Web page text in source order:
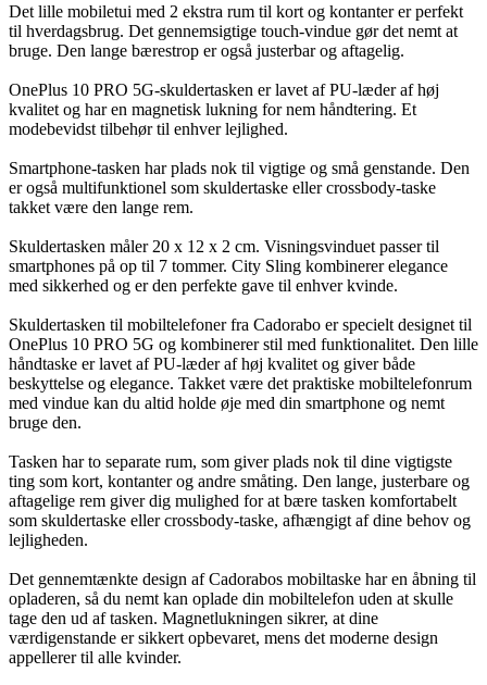
Det lille mobiletui med 2 ekstra rum til kort og kontanter er perfekt
til hverdagsbrug. Det gennemsigtige touch-vindue gør det nemt at
bruge. Den lange bærestrop er også justerbar og aftagelig.
OnePlus 10 PRO 5G-skuldertasken er lavet af PU-læder af høj
kvalitet og har en magnetisk lukning for nem håndtering. Et
modebevidst tilbehør til enhver lejlighed.
Smartphone-tasken har plads nok til vigtige og små genstande. Den
er også multifunktionel som skuldertaske eller crossbody-taske
takket være den lange rem.
Skuldertasken måler 20 x 12 x 2 cm. Visningsvinduet passer til
smartphones på op til 7 tommer. City Sling kombinerer elegance
med sikkerhed og er den perfekte gave til enhver kvinde.
Skuldertasken til mobiltelefoner fra Cadorabo er specielt designet til
OnePlus 10 PRO 5G og kombinerer stil med funktionalitet. Den lille
håndtaske er lavet af PU-læder af høj kvalitet og giver både
beskyttelse og elegance. Takket være det praktiske mobiltelefonrum
med vindue kan du altid holde øje med din smartphone og nemt
bruge den.
Tasken har to separate rum, som giver plads nok til dine vigtigste
ting som kort, kontanter og andre småting. Den lange, justerbare og
aftagelige rem giver dig mulighed for at bære tasken komfortabelt
som skuldertaske eller crossbody-taske, afhængigt af dine behov og
lejligheden.
Det gennemtænkte design af Cadorabos mobiltaske har en åbning til
opladeren, så du nemt kan oplade din mobiltelefon uden at skulle
tage den ud af tasken. Magnetlukningen sikrer, at dine
værdigenstande er sikkert opbevaret, mens det moderne design
appellerer til alle kvinder.